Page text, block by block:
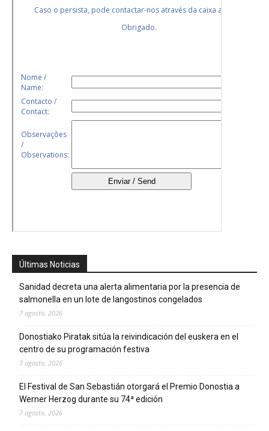
Últimas Noticias
Sanidad decreta una alerta alimentaria por la presencia de
salmonella en un lote de langostinos congelados
7 agosto, 2026
Donostiako Piratak sitúa la reivindicación del euskera en el
centro de su programación festiva
7 agosto, 2026
El Festival de San Sebastián otorgará el Premio Donostia a
Werner Herzog durante su 74ª edición
7 agosto, 2026